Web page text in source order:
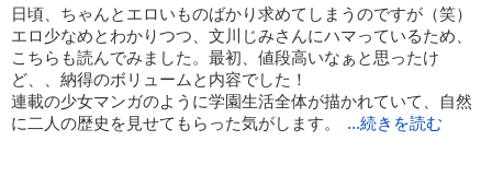
日頃、ちゃんとエロいものばかり求めてしまうのですが（笑）
エロ少なめとわかりつつ、文川じみさんにハマっているため、
こちらも読んでみました。最初、値段高いなぁと思ったけ
ど、、納得のボリュームと内容でした！
連載の少女マンガのように学園生活全体が描かれていて、自然
に二人の歴史を見せてもらった気がします。
...続きを読む